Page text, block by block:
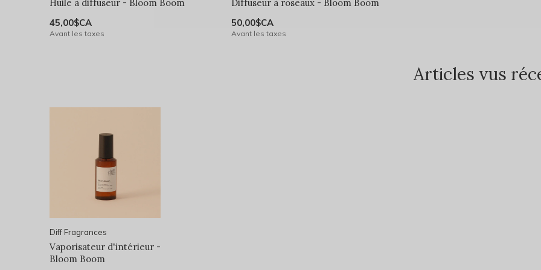
Huile à diffuseur - Bloom Boom
45,00$CA
Avant les taxes
Diffuseur à roseaux - Bloom Boom
50,00$CA
Avant les taxes
Articles vus
Diff Fragrances
Vaporisateur d'intérieur -
Bloom Boom